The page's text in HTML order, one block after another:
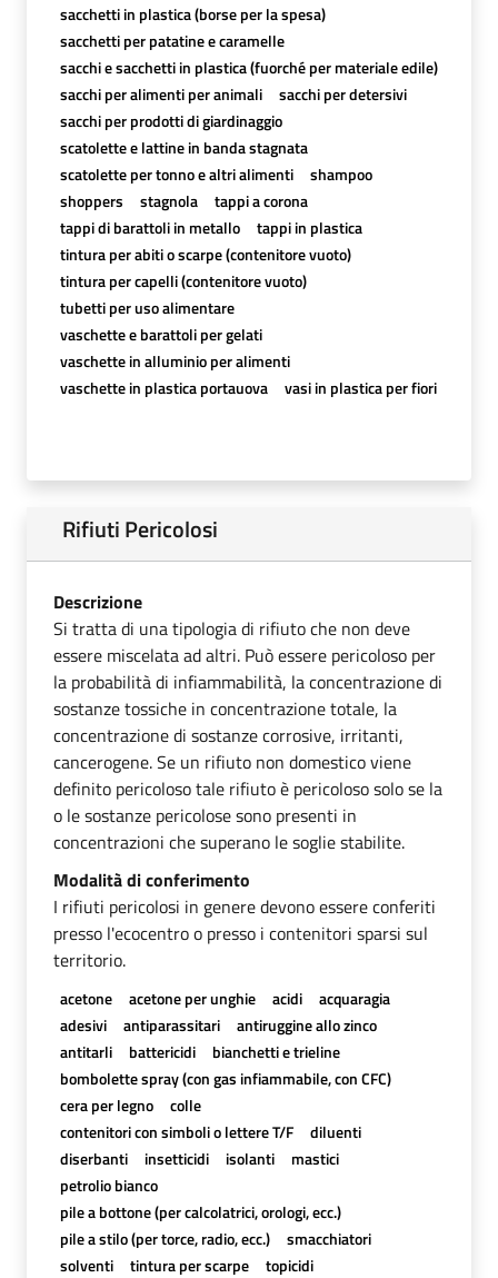
sacchetti in plastica (borse per la spesa)
sacchetti per patatine e caramelle
sacchi e sacchetti in plastica (fuorché per materiale edile)
sacchi per alimenti per animali
sacchi per detersivi
sacchi per prodotti di giardinaggio
scatolette e lattine in banda stagnata
scatolette per tonno e altri alimenti
shampoo
shoppers
stagnola
tappi a corona
tappi di barattoli in metallo
tappi in plastica
tintura per abiti o scarpe (contenitore vuoto)
tintura per capelli (contenitore vuoto)
tubetti per uso alimentare
vaschette e barattoli per gelati
vaschette in alluminio per alimenti
vaschette in plastica portauova
vasi in plastica per fiori
Rifiuti Pericolosi
Descrizione
Si tratta di una tipologia di rifiuto che non deve
essere miscelata ad altri. Può essere pericoloso per
la probabilità di infiammabilità, la concentrazione di
sostanze tossiche in concentrazione totale, la
concentrazione di sostanze corrosive, irritanti,
cancerogene. Se un rifiuto non domestico viene
definito pericoloso tale rifiuto è pericoloso solo se la
o le sostanze pericolose sono presenti in
concentrazioni che superano le soglie stabilite.
Modalità di conferimento
I rifiuti pericolosi in genere devono essere conferiti
presso l'ecocentro o presso i contenitori sparsi sul
territorio.
acetone acetone per unghie acidi
acquaragia
adesivi
antiparassitari
antiruggine allo zinco
antitarli
battericidi
bianchetti e trieline
bombolette spray (con gas infiammabile, con CFC)
cera per legno
colle
contenitori con simboli o lettere T/F
diluenti
diserbanti
insetticidi isolanti
mastici
petrolio bianco
pile a bottone (per calcolatrici, orologi, ecc.)
pile a stilo (per torce, radio, ecc.)
smacchiatori
solventi
tintura per scarpe topicidi